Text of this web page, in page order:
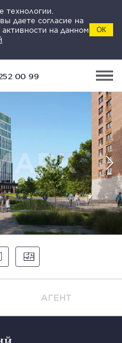
даете согласие на
на данном
ОК
00 99
АГЕНТ